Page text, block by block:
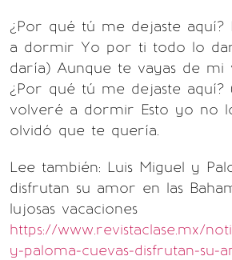
¿Por qué tú me dejaste aquí?
a dormir Yo por ti todo lo
daría) Aunque te vayas de mi
¿Por qué tú me dejaste aquí?
volveré a dormir Esto yo no
olvidó que te quería.
Lee también: Luis Miguel y
disfrutan su amor en las
lujosas vacaciones
https://www.revistaclase.mx/
y-paloma-cuevas-disfrutan-su-